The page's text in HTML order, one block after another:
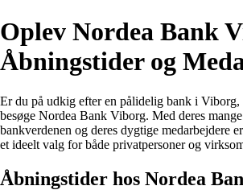
Oplev Nordea Bank
Åbningstider og
Er du på udkig efter en pålidelig bank i Viborg,
besøge Nordea Bank Viborg. Med deres
bankverdenen og deres dygtige medarbejdere
et ideelt valg for både privatpersoner og
Åbningstider hos Nordea